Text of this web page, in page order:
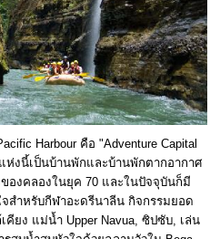
Harbour คือ "Adventure Capital
ห่งนี้เป็นบ้านพักและบ้านพักตากอากาศ
องคลองในยุค 70 และในปัจจุบันก็มี
สำหรับกีฬาอะดรีนาลีน กิจกรรมยอด
ยง แม่น้ำ Upper Navua, ซิปซับ, เล่น